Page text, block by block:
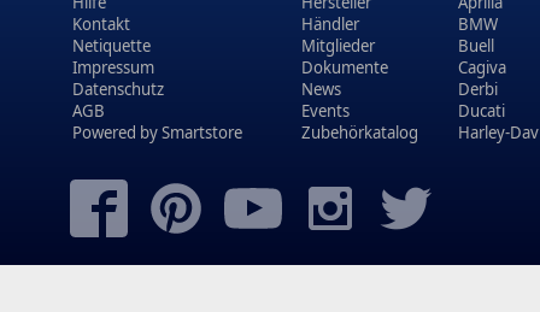
Kontakt
Netiquette
Impressum
Datenschutz
AGB
Powered bySmartstore
Händler
Mitglieder
Dokumente
News
Events
Zubehörkatalog
BMW
Buell
Cagiva
Derbi
Ducati
Harley-